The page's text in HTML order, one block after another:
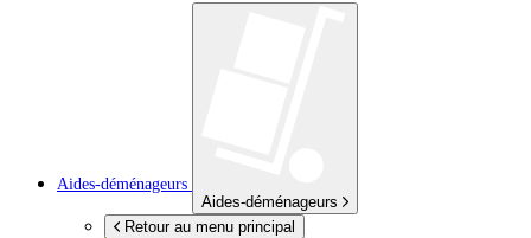
Aides-déménageurs
Aides-déménageurs
Retour au menu principal